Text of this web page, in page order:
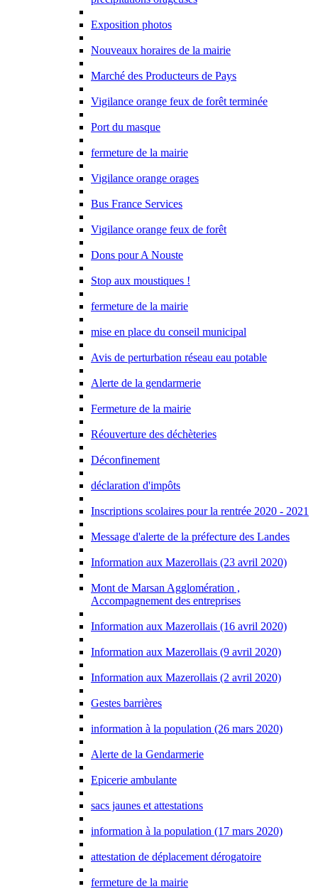
Exposition photos
Nouveaux horaires de la mairie
Marché des Producteurs de Pays
Vigilance orange feux de forêt terminée
Port du masque
fermeture de la mairie
Vigilance orange orages
Bus France Services
Vigilance orange feux de forêt
Dons pour A Nouste
Stop aux moustiques !
fermeture de la mairie
mise en place du conseil municipal
Avis de perturbation réseau eau potable
Alerte de la gendarmerie
Fermeture de la mairie
Réouverture des déchèteries
Déconfinement
déclaration d'impôts
Inscriptions scolaires pour la rentrée 2020 - 2021
Message d'alerte de la préfecture des Landes
Information aux Mazerollais (23 avril 2020)
Mont de Marsan Agglomération ,
Accompagnement des entreprises
Information aux Mazerollais (16 avril 2020)
Information aux Mazerollais (9 avril 2020)
Information aux Mazerollais (2 avril 2020)
Gestes barrières
information à la population (26 mars 2020)
Alerte de la Gendarmerie
Epicerie ambulante
sacs jaunes et attestations
information à la population (17 mars 2020)
attestation de déplacement dérogatoire
fermeture de la mairie